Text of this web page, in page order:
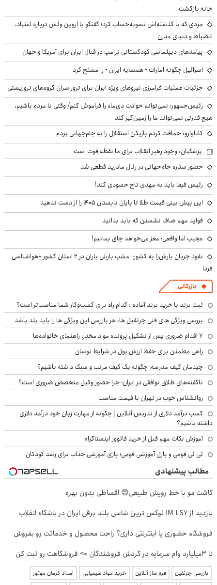
خانه بازگشت
مردی که با گذشته‌اش تسویه‌حساب کرد؛ گفتگو با اروین ولش درباره اعتیاد،
انضباط و دنیای مدرن
پیامدهای دیپلماسی کودکستانی ترامپ در قبال ایران برای آمریکا و جهان
اسرائیل چگونه امارات - همسایه ایران - را مسلح کرد
جزئیات عملیات فرامرزی نیروهای ویژه ایران برای ترور سران گروه‌های تروریستی
رئیس‌جمهور: نمی‌توانم حوادث دی‌ماه را فراموش کنم/ وقتی با مردم باشیم،
هیچ قدرتی نمی‌تواند ما را زمین‌گیر کند
کاناوارو: حماقت کردم بازیکن استقلال را به جام‌جهانی بردم
پزشکیان: وجود رهبر انقلاب برای ما نقطه قوت است
حضور ستاره جام‌جهانی در رئال مادرید قطعی شد
رئیس فیفا باید به مهدی تاج حسودی کند!
این پیش بینی قیمت طلا تا پایان تابستان ۱۴۰۵ را از دست ندهید
فواید مهم صاف نشستن که باید بدانید
عجیب اما واقعی؛ مغز می‌خواهد چاق بمانیم!
نفوذ جریان بارش‌زا به کشور؛ امشب بارش باران در ۲ استان کشور +هواشناسی
فردا
بازرگانی
ثبت برند یا خرید برند آماده : کدام راه برای کسب‌وکار شما مناسب‌تر است؟
بررسی ویژگی های فنی جرثقیل ها: هر بازرسی این ویژگی ها را باید بلد باشد
۷ اقدام ضروری پس از تشکیل پرونده مواد مخدر؛ راهنمای خانواده‌ها
راهی مطمئن برای حفظ ارزش پول در شرایط نوسان
چیدمان کیف مدرسه؛ چگونه یک کیف مرتب و سبک داشته باشیم؟
ناگفته‌های طلاق توافقی در ایران؛ چرا حضور وکیل متخصص ضروری است؟
روانشناس خوب در تهران با قیمت مناسب
کسب درآمد دلاری از تدریس آنلاین | چگونه از مهارت زبان خود درآمد دلاری
داشته باشیم؟
آموزش نکات مهم قبل از خرید فالوور اینستاگرام
لی لی فومی و پازل آموزشی فومی؛ بازی آموزشی جذاب برای رشد کودکان
مطالب پیشنهادی
کاشت مو با خط رویش طبیعی😍 اقساطی بدون بهره
بازدید از IM LS7 لوکس ترین شاسی بلند برقی ایران در باشگاه انقلاب
فروشگاه حضوری یا اینترنتی داری؟ راحت محصول و خدماتت رو بفروش
تا 3میلیارد وام سرمایه در گردش فروشندگان => فروشگاهت رو ثبت کن
بازرسی جرثقیل فرم ساز آنلاین خرید مواد شیمیایی
امداد کرمان موتور